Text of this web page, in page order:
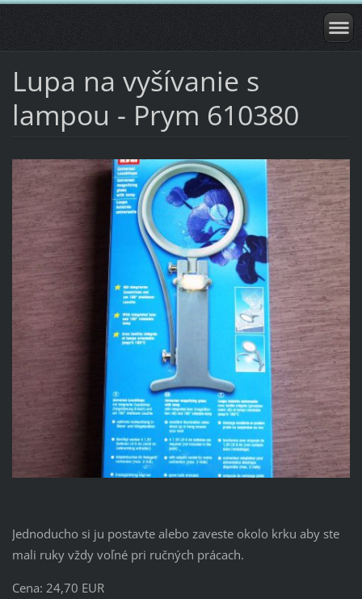
Lupa na vyšívanie s
lampou - Prym 610380
Jednoducho si ju postavte alebo zaveste okolo krku aby ste
mali ruky vždy voľné pri ručných prácach.
Cena: 24,70 EUR